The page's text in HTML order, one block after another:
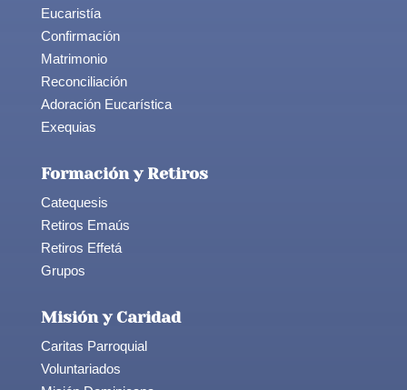
Eucaristía
Confirmación
Matrimonio
Reconciliación
Adoración Eucarística
Exequias
Formación y Retiros
Catequesis
Retiros Emaús
Retiros Effetá
Grupos
Misión y Caridad
Caritas Parroquial
Voluntariados